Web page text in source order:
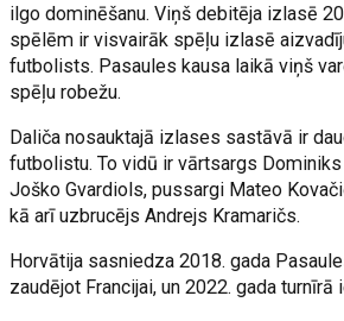
ilgo dominēšanu. Viņš debitēja izlasē
spēlēm ir visvairāk spēļu izlasē
futbolists. Pasaules kausa laikā viņš
spēļu robežu.
Daliča nosauktajā izlases sastāvā ir
futbolistu. To vidū ir vārtsargs
Joško Gvardiols, pussargi Mateo
kā arī uzbrucējs Andrejs Kramaričs.
Horvātija sasniedza 2018. gada
zaudējot Francijai, un 2022. gada